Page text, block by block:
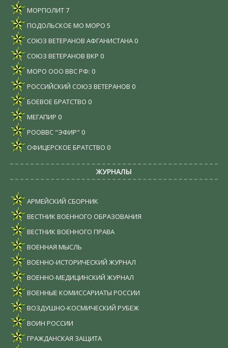
МОРПОЛИТ7
ПОДОЛЬСКОЕ МО МОРО 5
СОЮЗ ВЕТЕРАНОВ АФГАНИСТАНА 0
СОЮЗ ВЕТЕРАНОВ ВКР 0
МОРО ООО ВВС РФ: 0
РОССИЙСКИЙ СОЮЗ ВЕТЕРАНОВ 0
БОЕВОЕ БРАТСТВО 0
МЕГАПИР 0
РООВВС "ЭФИР" 0
ОФИЦЕРСКОЕ БРАТСТВО 0
ЖУРНАЛЫ
АРМЕЙСКИЙ СБОРНИК
ВЕСТНИК ВОЕННОГО ОБРАЗОВАНИЯ
ВЕСТНИК ВОЕННОГО ПРАВА
ВОЕННАЯ МЫСЛЬ
ВОЕННО-ИСТОРИЧЕСКИЙ ЖУРНАЛ
ВОЕННО-МЕДИЦИНСКИЙ ЖУРНАЛ
ВОЕННЫЕ КОМИССАРИАТЫ РОССИИ
ВОЗДУШНО-КОСМИЧЕСКИЙ РУБЕЖ
ВОИН РОССИИ
ГРАЖДАНСКАЯ ЗАЩИТА